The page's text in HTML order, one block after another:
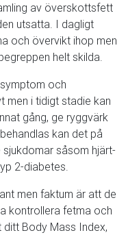
av överskottsfett
utsatta. I dagligt
och övervikt ihop men
helt skilda.
och
men i tidigt stadie kan
gång, ge ryggvärk
kan det på
såsom hjärt-
2-diabetes.
men faktum är att de
kontrollera fetma och
ditt Body Mass Index,